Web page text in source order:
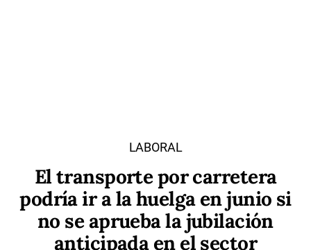
LABORAL
El transporte por carretera
podría ir a la huelga en junio si
no se aprueba la jubilación
anticipada en el sector